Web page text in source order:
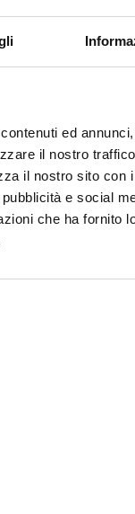
ed
il nostro
il nostro sito con
e social
che ha fornito
ICT